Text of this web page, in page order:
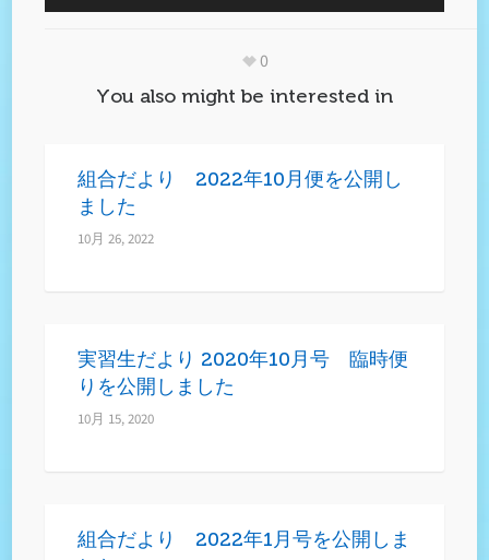
0
You also might be interested in
組合だより 2022年10月便を公開し
ました
10月 26, 2022
実習生だより 2020年10月号 臨時便
りを公開しました
10月 15, 2020
組合だより 2022年1月号を公開しま